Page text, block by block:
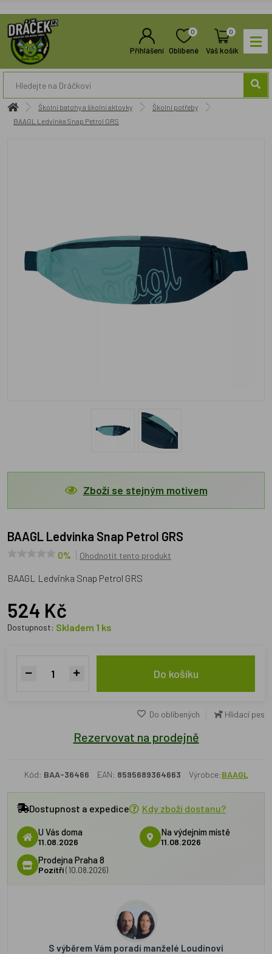
Přihlášení
0
Oblíbené
0
Váš košík
Školní batohy a školní aktovky
Školní potřeby
BAAGL Ledvinka Snap Petrol GRS
Zboží se stejným motivem
BAAGL Ledvinka Snap Petrol GRS
0% Ohodnotit tento produkt
BAAGL Ledvinka Snap Petrol GRS
524 Kč
Dostupnost: Skladem 1 ks
Do košíku
Do oblíbených Hlídací pes
Rezervovat na prodejně
Kód: BAA-36466 EAN: 8595689364663 Výrobce:BAAGL
Dostupnost a expedice Kdy zboží dostanu?
U Vás doma
11.08.2026
Na výdejním místě
11.08.2026
Prodejna Praha 8
Pozítří(10.08.2026)
S výběrem Vám poradí manželé Loudínovi